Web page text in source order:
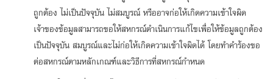
ถูกต้อง ไม่เป็นปัจจุบัน ไม่สมบูรณ์ หรืออาจก่อให้เกิดความเข้าใจผิด
เจ้าของข้อมูลสามารถขอให้สหกรณ์ดำเนินการแก้ไขเพื่อให้ข้อมูลถูกต้อง
เป็นปัจจุบัน สมบูรณ์และไม่ก่อให้เกิดความเข้าใจผิดได้ โดยทำคำร้องขอ
ต่อสหกรณ์ตามหลักเกณฑ์และวิธีการที่สหกรณ์กำหนด